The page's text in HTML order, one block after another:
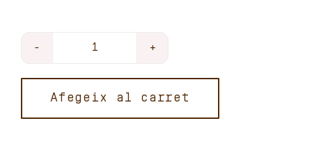
de
pollastre
ecològic
Afegeix al carret